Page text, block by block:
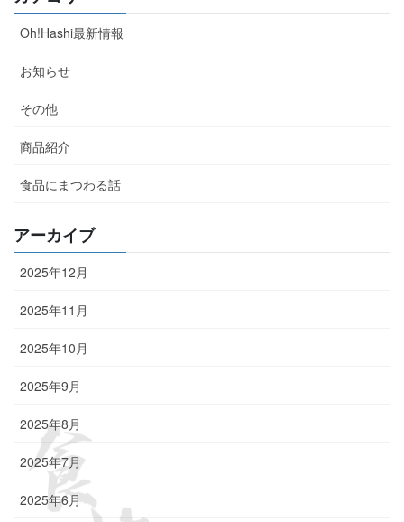
Oh!Hashi最新情報
お知らせ
その他
商品紹介
食品にまつわる話
アーカイブ
2025年12月
2025年11月
2025年10月
2025年9月
2025年8月
2025年7月
2025年6月